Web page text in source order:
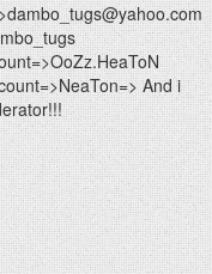
And i